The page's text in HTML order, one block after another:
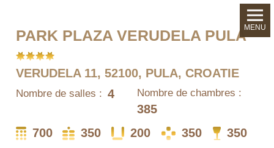
PARK PLAZA VERUDELA PULA
VERUDELA 11, 52100, PULA, CROATIE
Nombre de salles : 4 Nombre de chambres :
385
700
350 200 350 350
MENU